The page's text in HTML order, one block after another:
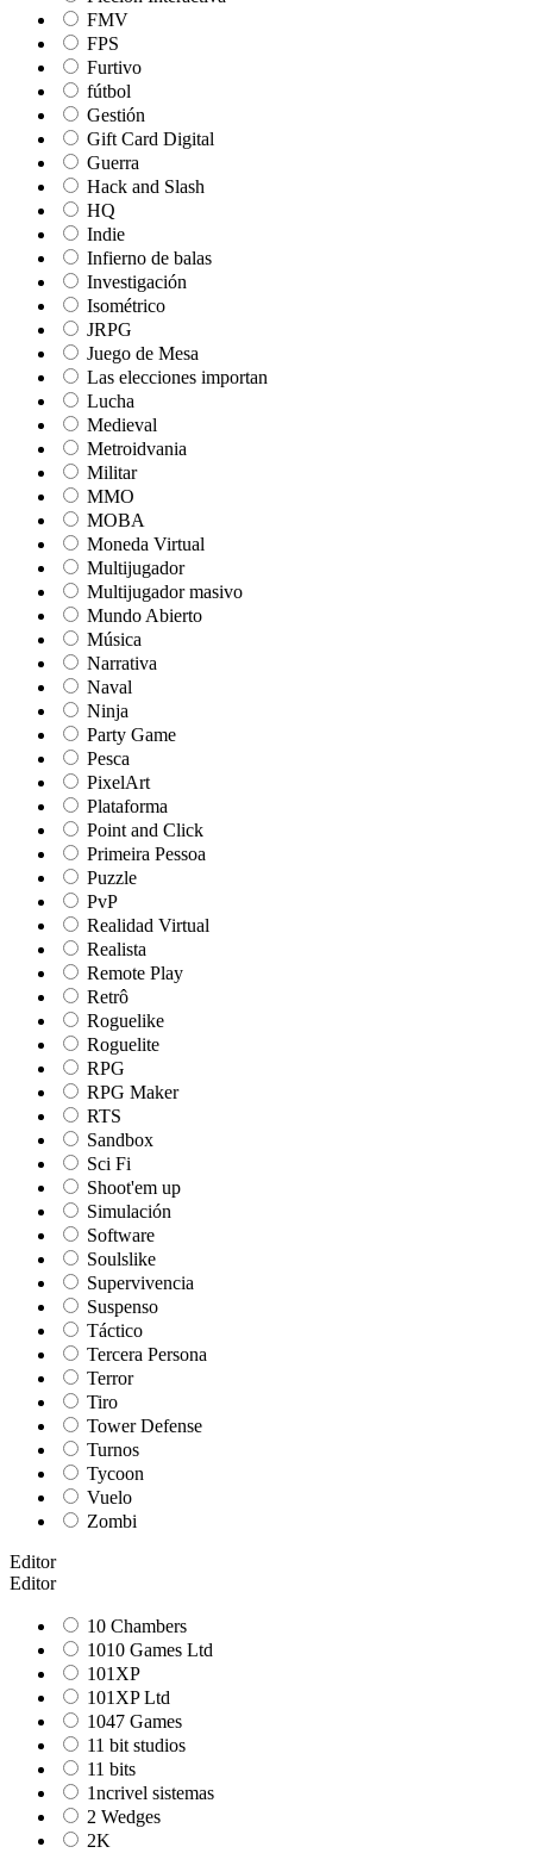
FMV
FPS
Furtivo
fútbol
Gestión
Gift Card Digital
Guerra
Hack and Slash
HQ
Indie
Infierno de balas
Investigación
Isométrico
JRPG
Juego de Mesa
Las elecciones importan
Lucha
Medieval
Metroidvania
Militar
MMO
MOBA
Moneda Virtual
Multijugador
Multijugador masivo
Mundo Abierto
Música
Narrativa
Naval
Ninja
Party Game
Pesca
PixelArt
Plataforma
Point and Click
Primeira Pessoa
Puzzle
PvP
Realidad Virtual
Realista
Remote Play
Retrô
Roguelike
Roguelite
RPG
RPG Maker
RTS
Sandbox
Sci Fi
Shoot'em up
Simulación
Software
Soulslike
Supervivencia
Suspenso
Táctico
Tercera Persona
Terror
Tiro
Tower Defense
Turnos
Tycoon
Vuelo
Zombi
Editor
Editor
10 Chambers
1010 Games Ltd
101XP
101XP Ltd
1047 Games
11 bit studios
11 bits
1ncrivel sistemas
2 Wedges
2K